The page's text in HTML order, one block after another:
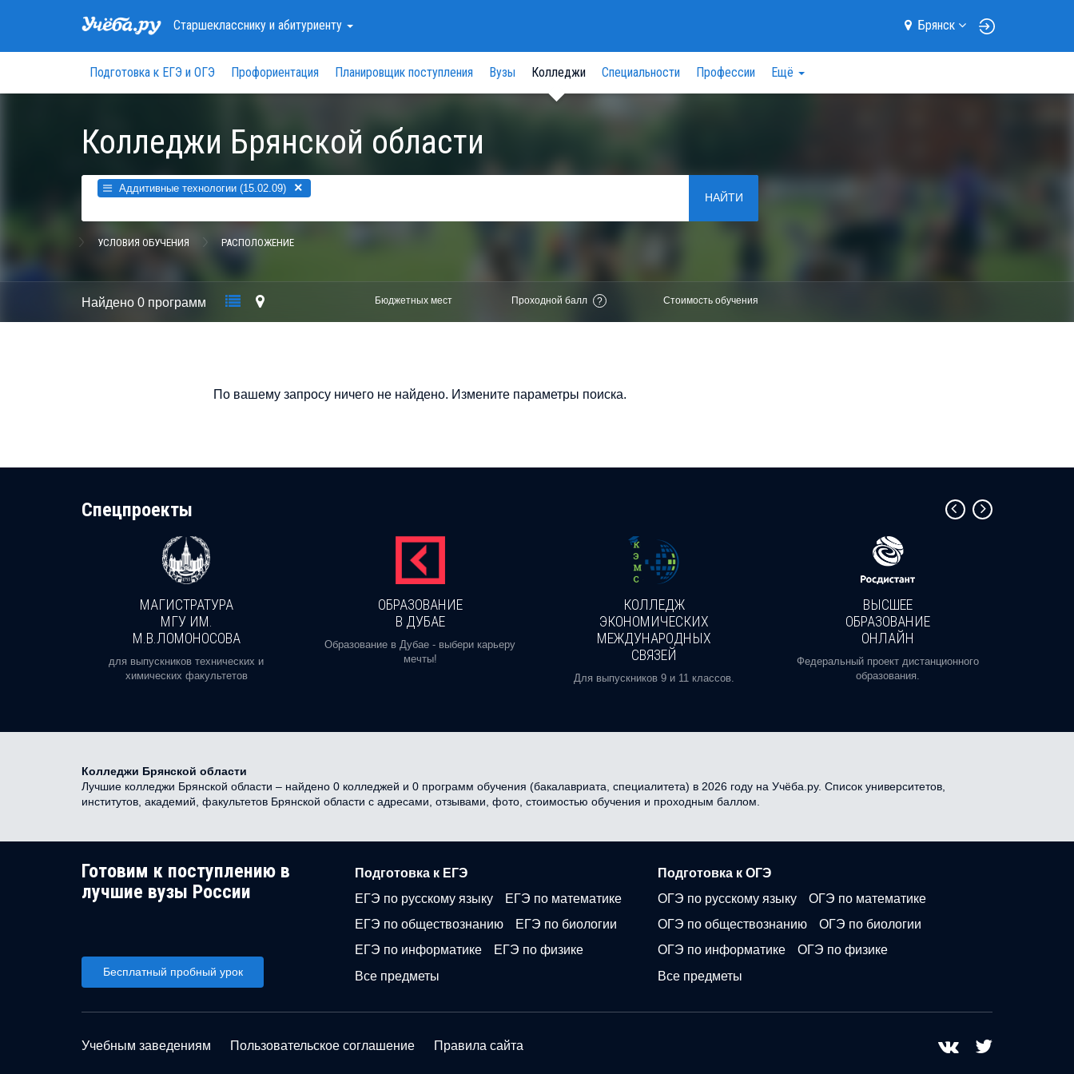
Старшеклассникуи абитуриенту Брянск
Подготовка к ЕГЭ и ОГЭ Профориентация Планировщик поступления Вузы Колледжи Специальности Профессии Ещё
Колледжи Брянской области
Аддитивные технологии (15.02.09) ×
НАЙТИ
УСЛОВИЯ ОБУЧЕНИЯ РАСПОЛОЖЕНИЕ
Найдено 0 программ Бюджетных мест Проходной балл ? Стоимость обучения
По вашему запросу ничего не найдено. Измените параметры поиска.
Cпецпроекты
МАГИСТРАТУРА
МГУ ИМ.
М.В.ЛОМОНОСОВА
для выпускников технических и
химических факультетов
ОБРАЗОВАНИЕ
В ДУБАЕ
Образование в Дубае - выбери карьеру
мечты!
КОЛЛЕДЖ
ЭКОНОМИЧЕСКИХ
МЕЖДУНАРОДНЫХ
СВЯЗЕЙ
Для выпускников 9 и 11 классов.
ВЫСШЕЕ
ОБРАЗОВАНИЕ
ОНЛАЙН
Федеральный проект дистанционного
образования.
Колледжи Брянской области
Лучшие колледжи Брянской области – найдено 0 колледжей и 0 программ обучения (бакалавриата, специалитета) в 2026 году на Учёба.ру. Список университетов,
институтов, академий, факультетов Брянской области с адресами, отзывами, фото, стоимостью обучения и проходным баллом.
Готовим к поступлению в
лучшие вузы России
Бесплатный пробный урок
Подготовка к ЕГЭ
ЕГЭ по русскому языку
ЕГЭ по математике
ЕГЭ по обществознанию
ЕГЭ по биологии
ЕГЭ по информатике
ЕГЭ по физике
Все предметы
Подготовка к ОГЭ
ОГЭ по русскому языку
ОГЭ по математике
ОГЭ по обществознанию
ОГЭ по биологии
ОГЭ по информатике
ОГЭ по физике
Все предметы
Учебным заведениям Пользовательское соглашение Правила сайта